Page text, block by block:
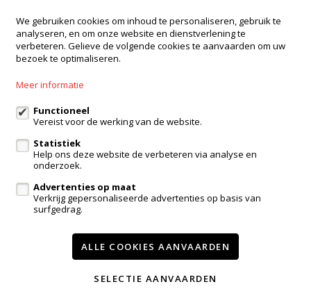
Verkocht
Huis
3 150m²
We gebruiken cookies om inhoud te personaliseren, gebruik te
analyseren, en om onze website en dienstverlening te
verbeteren. Gelieve de volgende cookies te aanvaarden om uw
bezoek te optimaliseren.
Meer informatie
Functioneel
Vereist voor de werking van de website.
Statistiek
Help ons deze website de verbeteren via analyse en
onderzoek.
Advertenties op maat
Verkrijg gepersonaliseerde advertenties op basis van
surfgedrag.
ALLE COOKIES AANVAARDEN
SELECTIE AANVAARDEN